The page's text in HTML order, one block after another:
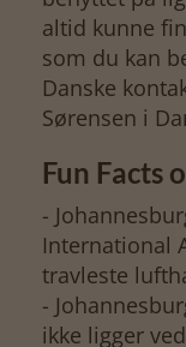
altid kunne
som du kan
Danske
Sørensen i
Fun Facts
-
International
travleste
-
ikke ligger